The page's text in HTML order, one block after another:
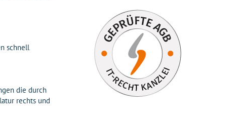
schnell
die durch
rechts und